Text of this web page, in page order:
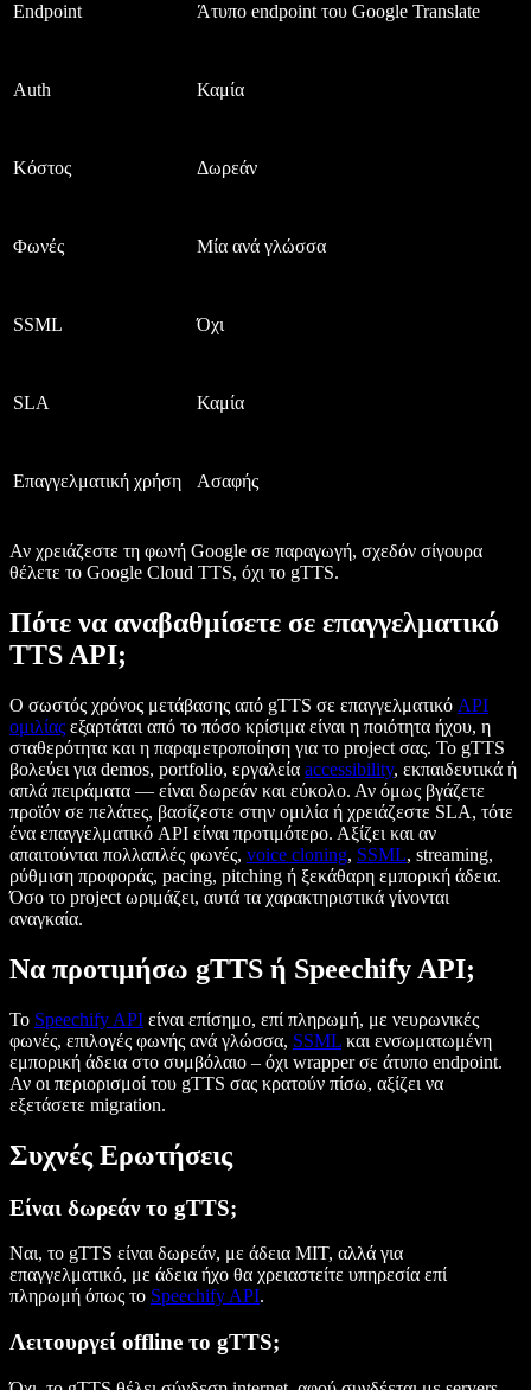
Endpoint Άτυπο endpoint του Google Translate
Auth Καμία
Κόστος Δωρεάν
Φωνές Μία ανά γλώσσα
SSML Όχι
SLA Καμία
Επαγγελματική χρήση Ασαφής
Αν χρειάζεστε τη φωνή Google σε παραγωγή, σχεδόν σίγουρα
θέλετε το Google Cloud TTS, όχι το gTTS.
Πότε να αναβαθμίσετε σε επαγγελματικό
TTS API;
Ο σωστός χρόνος μετάβασης από gTTS σε επαγγελματικό API
ομιλίας εξαρτάται από το πόσο κρίσιμα είναι η ποιότητα ήχου, η
σταθερότητα και η παραμετροποίηση για το project σας. Το gTTS
βολεύει για demos, portfolio, εργαλεία accessibility, εκπαιδευτικά ή
απλά πειράματα — είναι δωρεάν και εύκολο. Αν όμως βγάζετε
προϊόν σε πελάτες, βασίζεστε στην ομιλία ή χρειάζεστε SLA, τότε
ένα επαγγελματικό API είναι προτιμότερο. Αξίζει και αν
απαιτούνται πολλαπλές φωνές, voice cloning, SSML, streaming,
ρύθμιση προφοράς, pacing, pitching ή ξεκάθαρη εμπορική άδεια.
Όσο το project ωριμάζει, αυτά τα χαρακτηριστικά γίνονται
αναγκαία.
Να προτιμήσω gTTS ή Speechify API;
Το Speechify API είναι επίσημο, επί πληρωμή, με νευρωνικές
φωνές, επιλογές φωνής ανά γλώσσα, SSML και ενσωματωμένη
εμπορική άδεια στο συμβόλαιο – όχι wrapper σε άτυπο endpoint.
Αν οι περιορισμοί του gTTS σας κρατούν πίσω, αξίζει να
εξετάσετε migration.
Συχνές Ερωτήσεις
Είναι δωρεάν το gTTS;
Ναι, το gTTS είναι δωρεάν, με άδεια MIT, αλλά για
επαγγελματικό, με άδεια ήχο θα χρειαστείτε υπηρεσία επί
πληρωμή όπως το Speechify API.
Λειτουργεί offline το gTTS;